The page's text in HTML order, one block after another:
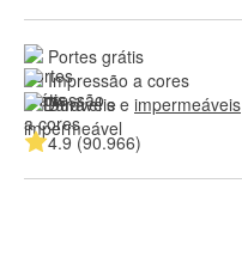
Portes grátis
Impressão a cores
Duráveis e impermeáveis
4.9 (90.966)